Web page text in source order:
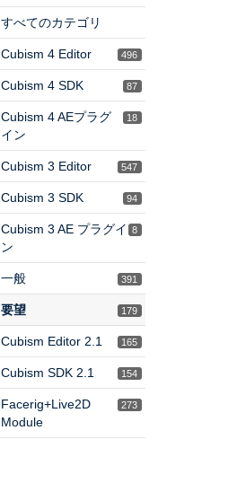
すべてのカテゴリ
496
Cubism 4 Editor
87
Cubism 4 SDK
18
Cubism 4 AEプラグ
イン
547
Cubism 3 Editor
94
Cubism 3 SDK
8
Cubism 3 AE プラグイ
ン
391
一般
179
要望
165
Cubism Editor 2.1
154
Cubism SDK 2.1
273
Facerig+Live2D
Module